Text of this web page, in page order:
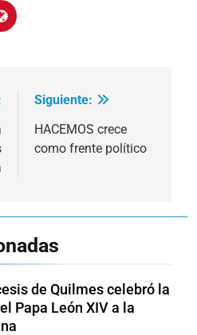
Siguiente:
HACEMOS crece
como frente político
de Quilmes celebró la
Papa León XIV a la